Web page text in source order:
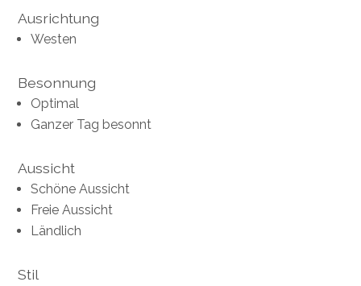
Ausrichtung
Westen
Besonnung
Optimal
Ganzer Tag besonnt
Aussicht
Schöne Aussicht
Freie Aussicht
Ländlich
Stil